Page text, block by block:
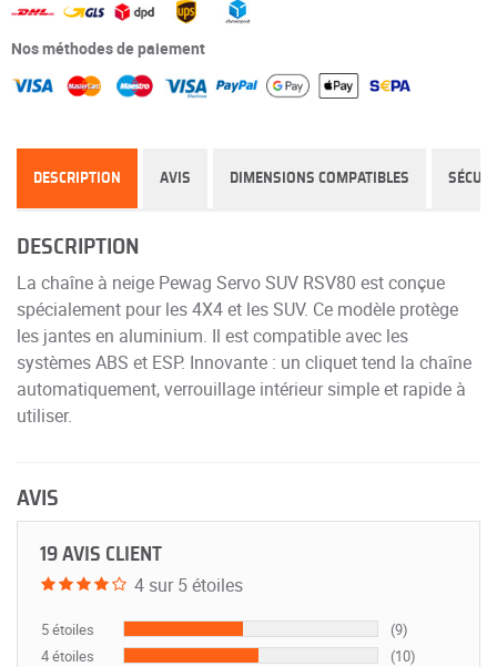
Nos méthodes de paiement
DESCRIPTION AVIS DIMENSIONS COMPATIBLES
DESCRIPTION
La chaîne à neige Pewag Servo SUV RSV80 est conçue
spécialement pour les 4X4 et les SUV. Ce modèle protège
les jantes en aluminium. Il est compatible avec les
systèmes ABS et ESP. Innovante : un cliquet tend la chaîne
automatiquement, verrouillage intérieur simple et rapide à
utiliser.
AVIS
19 AVIS CLIENT
4 sur 5 étoiles
5 étoiles
(9)
4 étoiles
(10)